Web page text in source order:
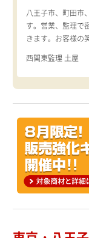
八王子市、町田市
す。営業、監理で
きます。お客様の
西関東監理 土屋